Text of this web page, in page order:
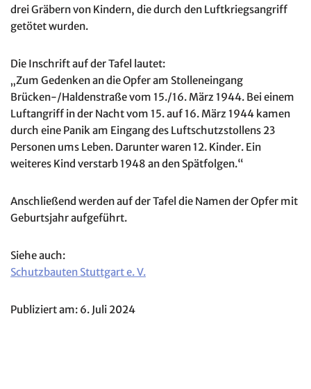
drei Gräbern von Kindern, die durch den Luftkriegsangriff
getötet wurden.
Die Inschrift auf der Tafel lautet:
„Zum Gedenken an die Opfer am Stolleneingang
Brücken-/Haldenstraße vom 15./16. März 1944. Bei einem
Luftangriff in der Nacht vom 15. auf 16. März 1944 kamen
durch eine Panik am Eingang des Luftschutzstollens 23
Personen ums Leben. Darunter waren 12. Kinder. Ein
weiteres Kind verstarb 1948 an den Spätfolgen.“
Anschließend werden auf der Tafel die Namen der Opfer mit
Geburtsjahr aufgeführt.
Siehe auch:
Schutzbauten Stuttgart e. V.
Publiziert am: 6. Juli 2024